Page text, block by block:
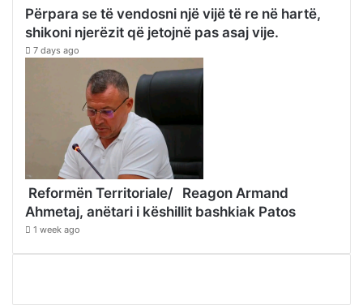
Përpara se të vendosni një vijë të re në hartë,
shikoni njerëzit që jetojnë pas asaj vije.
7 days ago
Reformën Territoriale/ Reagon Armand
Ahmetaj, anëtari i këshillit bashkiak Patos
1 week ago